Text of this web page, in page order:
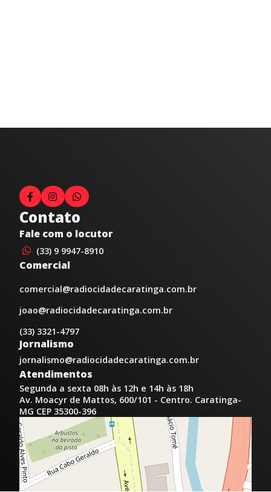
Contato
Fale com o locutor
(33) 9 9947-8910
Comercial
comercial@radiocidadecaratinga.com.br
joao@radiocidadecaratinga.com.br
(33) 3321-4797
Jornalismo
jornalismo@radiocidadecaratinga.com.br
Atendimentos
Segunda a sexta 08h às 12h e 14h às 18h
Av. Moacyr de Mattos, 600/101 - Centro. Caratinga-
MG CEP 35300-396